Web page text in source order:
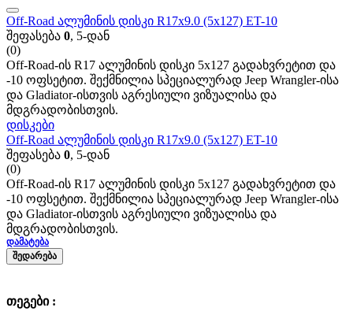
Off-Road ალუმინის დისკი R17x9.0 (5x127) ET-10
შეფასება 0, 5-დან
(0)
Off-Road-ის R17 ალუმინის დისკი 5x127 გადახვრეტით და
-10 ოფსეტით. შექმნილია სპეციალურად Jeep Wrangler-ისა
და Gladiator-ისთვის აგრესიული ვიზუალისა და
მდგრადობისთვის.
დისკები
Off-Road ალუმინის დისკი R17x9.0 (5x127) ET-10
შეფასება 0, 5-დან
(0)
Off-Road-ის R17 ალუმინის დისკი 5x127 გადახვრეტით და
-10 ოფსეტით. შექმნილია სპეციალურად Jeep Wrangler-ისა
და Gladiator-ისთვის აგრესიული ვიზუალისა და
მდგრადობისთვის.
ᲓᲐᲛᲐᲢᲔᲑᲐ
ᲨᲔᲓᲐᲠᲔᲑᲐ
თეგები :